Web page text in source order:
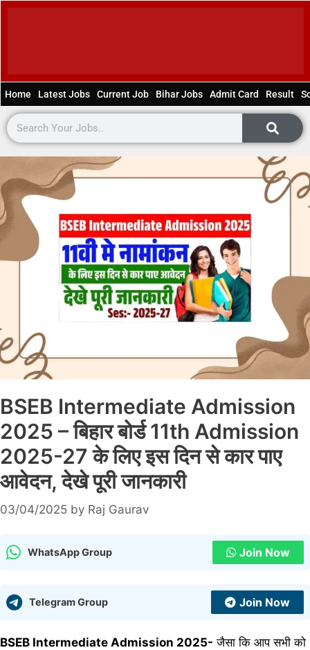
Home Latest Jobs Current Job Bihar Jobs Admit Card Result
BSEB Intermediate Admission
2025 – बिहार बोर्ड 11th Admission
2025-27 के लिए इस दिन से कार पाए
आवेदन, देखे पूरी जानकारी
03/04/2025 by Raj Gaurav
WhatsApp Group Join Now
Telegram Group Join Now
BSEB Intermediate Admission 2025- जैसा कि आप सभी को